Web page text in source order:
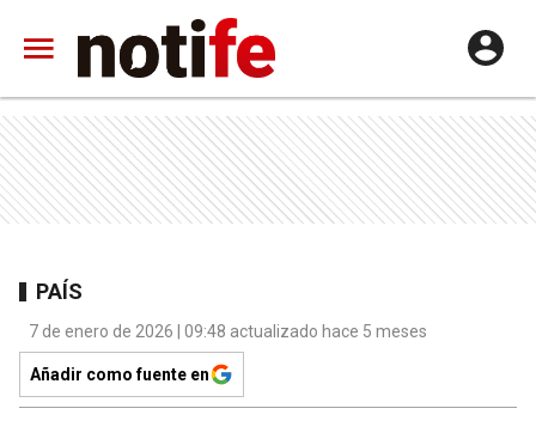
PAÍS
7 de enero de 2026 | 09:48 actualizado hace 5 meses
Añadir como fuente en